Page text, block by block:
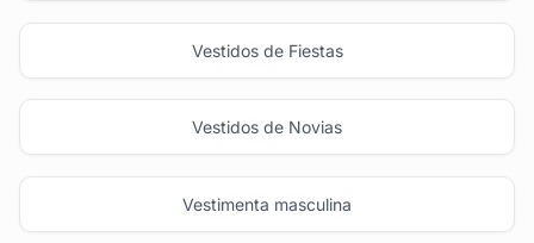
Vestidos de Fiestas
Vestidos de Novias
Vestimenta masculina